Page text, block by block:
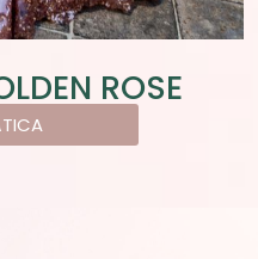
ROSE